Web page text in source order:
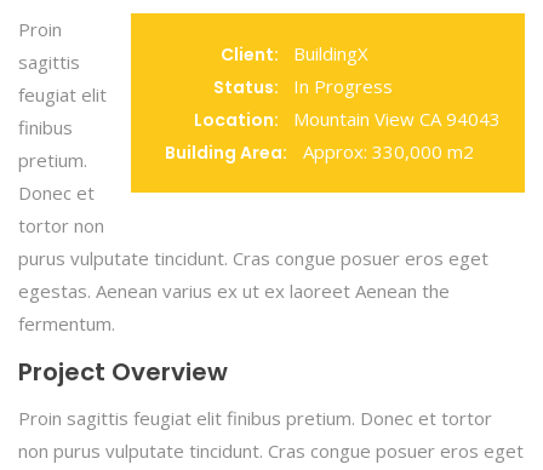
Client:
BuildingX
Status:
In Progress
Location:
Mountain View CA 94043
Building Area:
Approx: 330,000 m2
Proin
sagittis
feugiat elit
finibus
pretium.
Donec et
tortor non
purus vulputate tincidunt. Cras congue posuer eros eget
egestas. Aenean varius ex ut ex laoreet Aenean the
fermentum.
Project Overview
Proin sagittis feugiat elit finibus pretium. Donec et tortor
non purus vulputate tincidunt. Cras congue posuer eros eget